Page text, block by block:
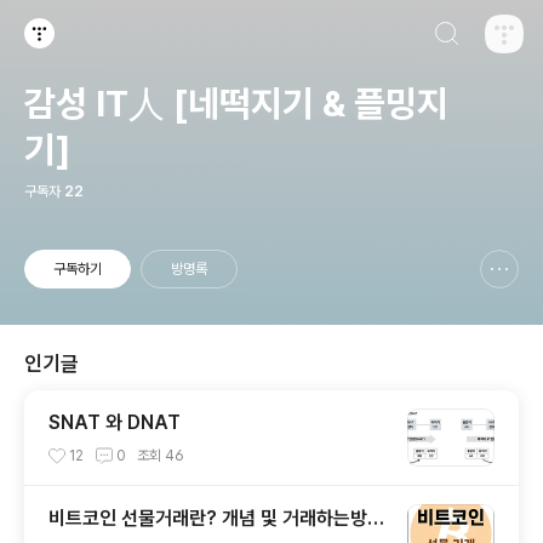
감성 IT人 [네떡지기 & 플밍지
기]
구독자 22
구독하기 방명록
인기글
SNAT 와 DNAT
12 0 조회 46
비트코인 선물거래란? 개념 및 거래하는방법